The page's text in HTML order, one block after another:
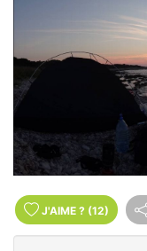
J'AIME ? (12)